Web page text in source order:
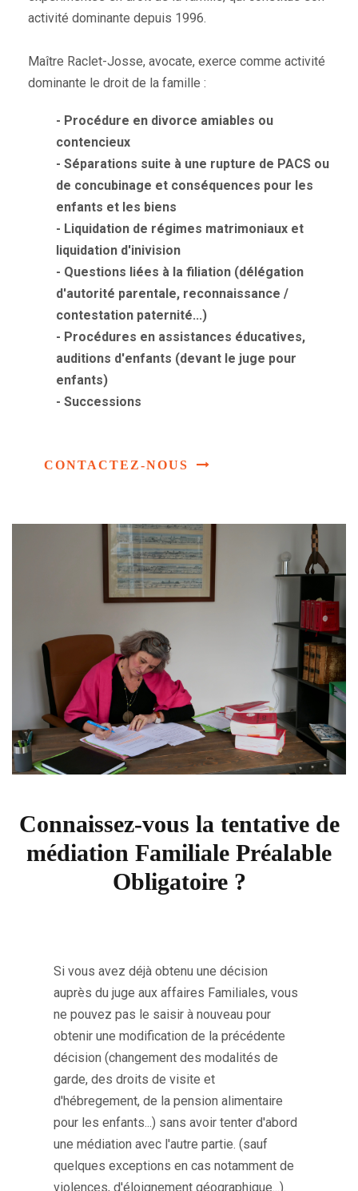
activité dominante depuis 1996.
Maître Raclet-Josse, avocate, exerce comme activité
dominante le droit de la famille :
- Procédure en divorce amiables ou
contencieux
- Séparations suite à une rupture de PACS ou
de concubinage et conséquences pour les
enfants et les biens
- Liquidation de régimes matrimoniaux et
liquidation d'inivision
- Questions liées à la filiation (délégation
d'autorité parentale, reconnaissance /
contestation paternité...)
- Procédures en assistances éducatives,
auditions d'enfants (devant le juge pour
enfants)
- Successions
CONTACTEZ-NOUS
Connaissez-vous la tentative de
médiation Familiale Préalable
Obligatoire ?
Si vous avez déjà obtenu une décision
auprès du juge aux affaires Familiales, vous
ne pouvez pas le saisir à nouveau pour
obtenir une modification de la précédente
décision (changement des modalités de
garde, des droits de visite et
d'hébregement, de la pension alimentaire
pour les enfants...) sans avoir tenter d'abord
une médiation avec l'autre partie. (sauf
quelques exceptions en cas notamment de
violences, d'éloignement géographique...).